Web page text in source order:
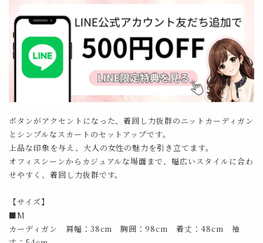
ボタンがアクセントになった、着回し力抜群のニットカーディガン
とシンプルなスカートのセットアップです。
上品な印象を与え、大人の女性の魅力を引き立てます。
オフィスシーンからカジュアルな場面まで、幅広いスタイルに合わ
せやすく、着回し力抜群です。
【サイズ】
■M
カーディガン 肩幅：38cm 胸囲：98cm 着丈：48cm 袖